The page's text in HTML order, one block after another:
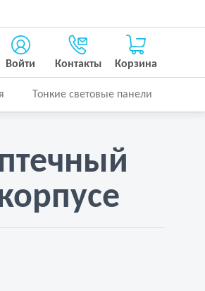
Войти Контакты Корзина
Тонкие световые панели